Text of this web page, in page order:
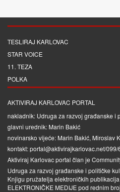
TESLIRAJ KARLOVAC
STAR VOICE
11. TEZA
POLKA
AKTIVIRAJ KARLOVAC PORTAL
nakladnik: Udruga za razvoj građanske i
glavni urednik: Marin Bakić
novinarsko vijeće: Marin Bakić, Miroslav
kontakt: portal@aktivirajkarlovac.net/
Aktiviraj Karlovac portal član je
Udruga za razvoj građanske i političke
Knjigu pružatelja elektroničkih
ELEKTRONIČKE MEDIJEpod rednim